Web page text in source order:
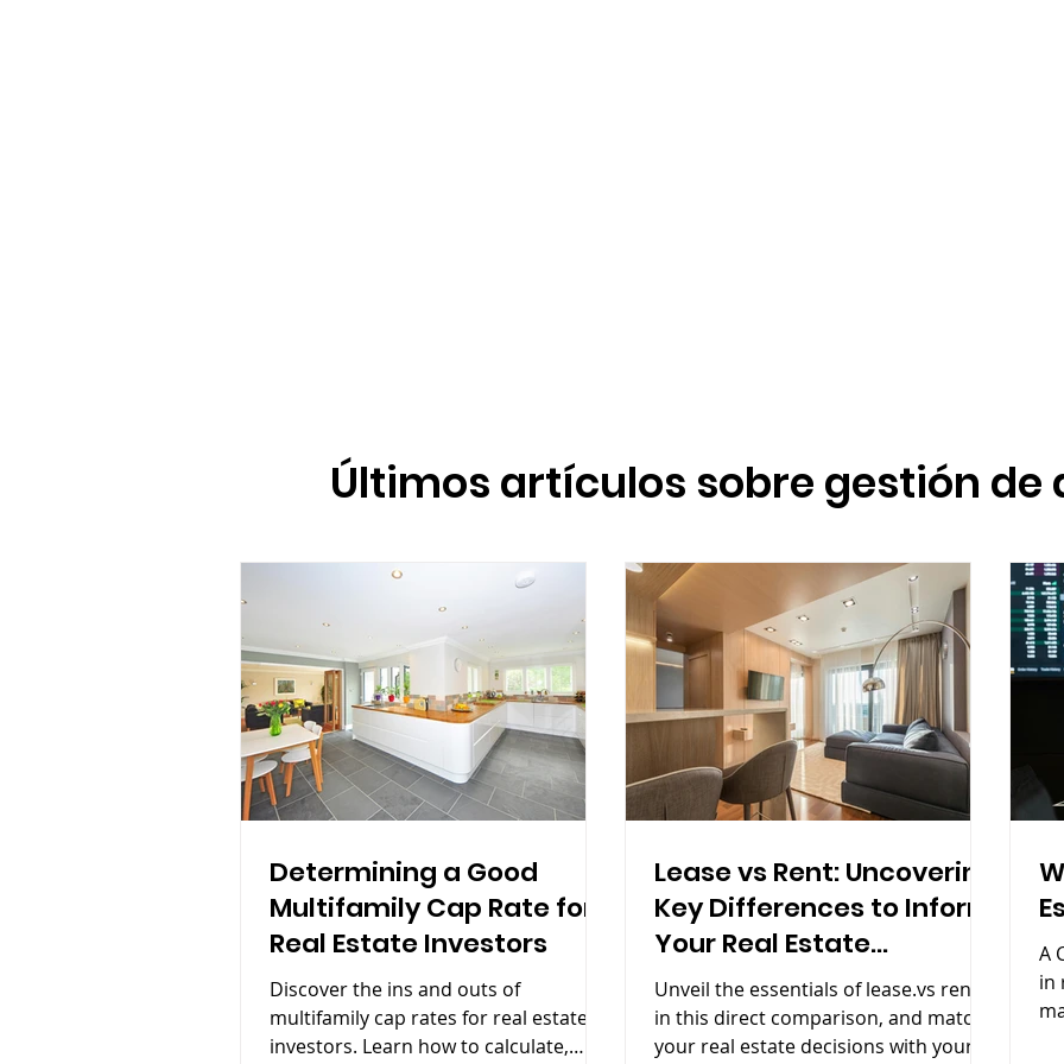
Últimos artículos sobre gestión de
Determining a Good
Multifamily Cap Rate for
Real Estate Investors
Discover the ins and outs of
multifamily cap rates for real estate
investors. Learn how to calculate,
Lease vs Rent: Uncovering
Key Differences to Inform
Your Real Estate
Decisions
Unveil the essentials of lease.vs rent
in this direct comparison, and match
your real estate decisions with your
A
in